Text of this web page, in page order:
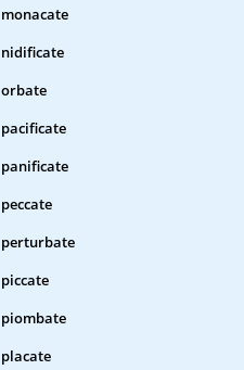
monacate
nidificate
orbate
pacificate
panificate
peccate
perturbate
piccate
piombate
placate